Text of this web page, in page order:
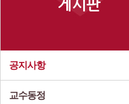
게시판
공지사항
교수동정